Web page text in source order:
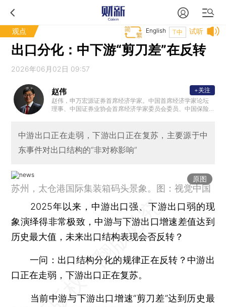
观点 试听
T中
English
出口分化：中下游“剪刀差”在反转
2026年06月02日 09:57
赵伟
赵伟，申万宏源证券首席经济学家。中国首席经济学家论坛
理事、中国证券业协会首席经济学家委员会委员、中国保险
术顾问等。复旦大学、浙江大学、中国人民大学专硕校外导
师，中国农业大学客座研究员、专硕导师。新财富最佳分析
师、水晶球最佳分析师、金牛奖最具价值首席分析师等。代
+关注
中游出口正在走弱，下游出口正在复苏，主要源于中
东事件对出口结构的“非对称影响”
原图
苏州，太仓港国际集装箱码头景象。图：视觉中国
2025年以来，中游出口强、下游出口弱的现
象演绎得非常极致，中游与下游出口增速差值达到
历史最大值，未来出口结构表现会否反转？
一问：出口结构分化的规律正在反转？中游出
口正在走弱，下游出口正在复苏。
当前中游与下游出口增速“剪刀差”达到历史最